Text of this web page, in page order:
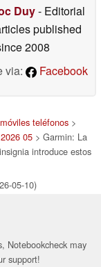
Duy- Editorial
published
2008
via:
Facebook
teléfonos >
05 > Garmin: La
introduce estos
05-10)
Notebookcheck may
support!